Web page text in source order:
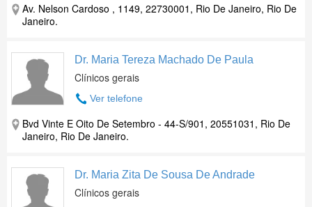
Av. Nelson Cardoso , 1149, 22730001, Rio De Janeiro, Rio De
Janeiro.
Dr. Maria Tereza Machado De Paula
Clínicos gerais
Ver telefone
Bvd Vinte E Oito De Setembro - 44-S/901, 20551031, Rio De
Janeiro, Rio De Janeiro.
Dr. Maria Zita De Sousa De Andrade
Clínicos gerais